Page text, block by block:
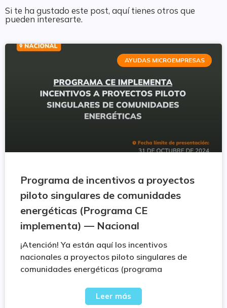
Si te ha gustado este post, aquí tienes otros que
pueden interesarte.
AYUDAS MICROEMPRESAS
Programa de incentivos a proyectos
piloto singulares de comunidades
energéticas (Programa CE
implementa) — Nacional
¡Atención! Ya están aquí los incentivos
nacionales a proyectos piloto singulares de
comunidades energéticas (programa
Leer más